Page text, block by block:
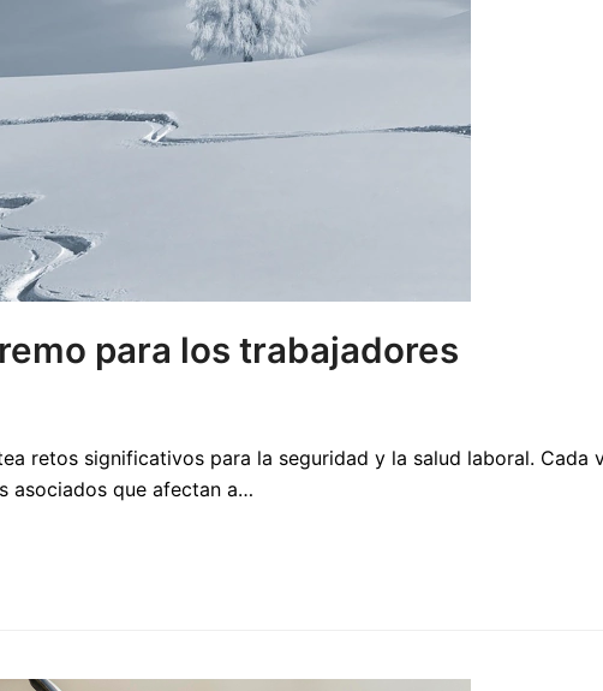
para los trabajadores
retos significativos para la seguridad y la salud laboral. Cada
asociados que afectan a…